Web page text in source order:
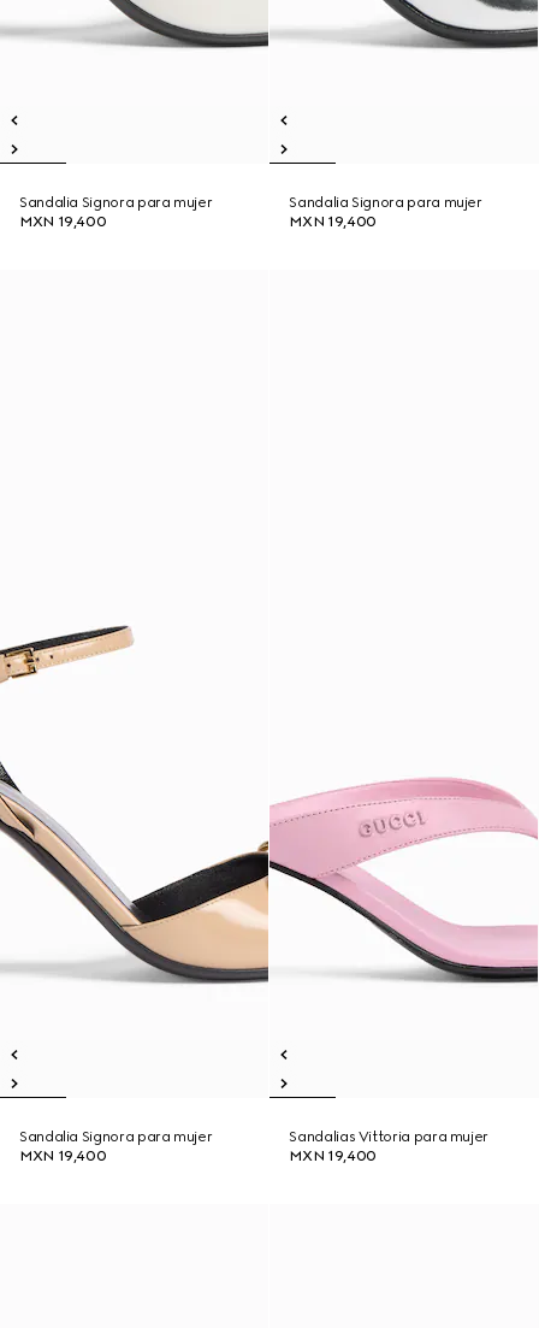
Sandalia Signora para mujer
MXN 19,400
Sandalia Signora para mujer
MXN 19,400
Sandalia Signora para mujer
MXN 19,400
Sandalias Vittoria para mujer
MXN 19,400